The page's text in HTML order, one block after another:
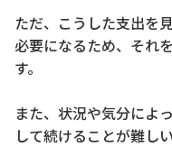
ただ、こうした支出を
必要になるため、それ
す。
また、状況や気分によ
して続けることが難し